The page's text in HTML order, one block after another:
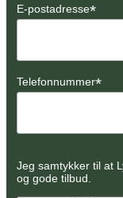
E-postadresse*
Telefonnummer*
Jeg samtykker til at
og gode tilbud.